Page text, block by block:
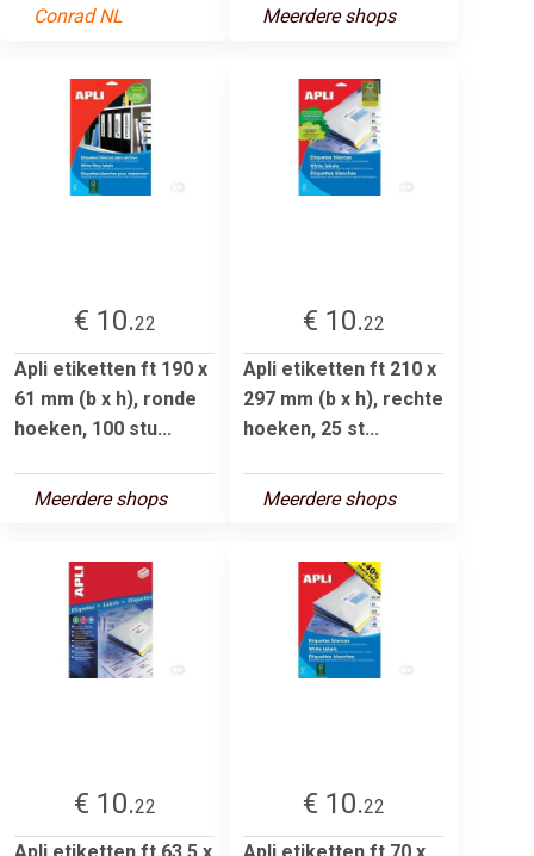
Conrad NL Meerdere shops
€ 10.22
Apli etiketten ft 190 x
61 mm (b x h), ronde
hoeken, 100 stu...
Meerdere shops
€ 10.22
Apli etiketten ft 210 x
297 mm (b x h), rechte
hoeken, 25 st...
Meerdere shops
€ 10.22
€ 10.22